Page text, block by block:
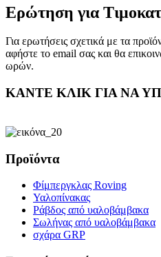
Ερώτηση για
Για ερωτήσεις σχετικά με τα
αφήστε το email σας και θα
ωρών.
ΚΑΝΤΕ ΚΛΙΚ ΓΙΑ ΝΑ
Προϊόντα
Φίμπεργκλας Roving
Υαλοπίνακας
Ράβδος από υαλοβάμβακα
Σωλήνας από υαλοβάμβακα
σχάρα GRP